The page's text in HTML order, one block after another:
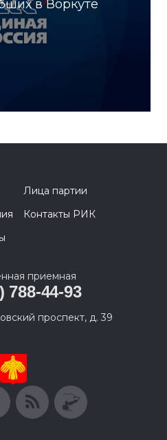
в Воркуте
Лица партии
Контакты РИК
приемная
788-44-93
проспект, д. 39